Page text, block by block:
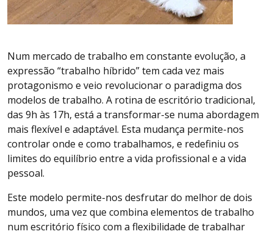
Num mercado de trabalho em constante evolução, a
expressão “trabalho híbrido” tem cada vez mais
protagonismo e veio revolucionar o paradigma dos
modelos de trabalho. A rotina de escritório tradicional,
das 9h às 17h, está a transformar-se numa abordagem
mais flexível e adaptável. Esta mudança permite-nos
controlar onde e como trabalhamos, e redefiniu os
limites do equilíbrio entre a vida profissional e a vida
pessoal.
Este modelo permite-nos desfrutar do melhor de dois
mundos, uma vez que combina elementos de trabalho
num escritório físico com a flexibilidade de trabalhar